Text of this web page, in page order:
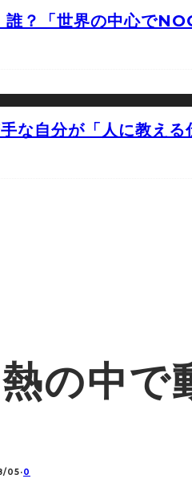
誰？「世界の中心で
な自分が「人に教え
の中で
05·0